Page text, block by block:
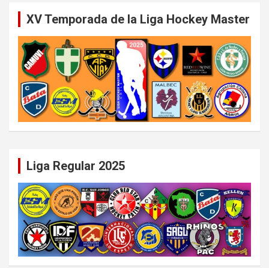
XV Temporada de la Liga Hockey Master
Liga Regular 2025